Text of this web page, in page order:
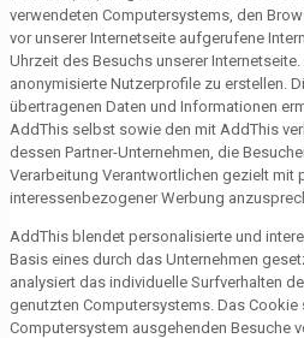
verwendeten Computersystems, den
vor unserer Internetseite aufgerufene
Uhrzeit des Besuchs unserer
anonymisierte Nutzerprofile zu erstellen.
übertragenen Daten und Informationen
AddThis selbst sowie den mit AddThis
dessen Partner-Unternehmen, die
Verarbeitung Verantwortlichen gezielt mit
interessenbezogener Werbung
AddThis blendet personalisierte und
Basis eines durch das Unternehmen
analysiert das individuelle Surfverhalten
genutzten Computersystems. Das
Computersystem ausgehenden Besuche